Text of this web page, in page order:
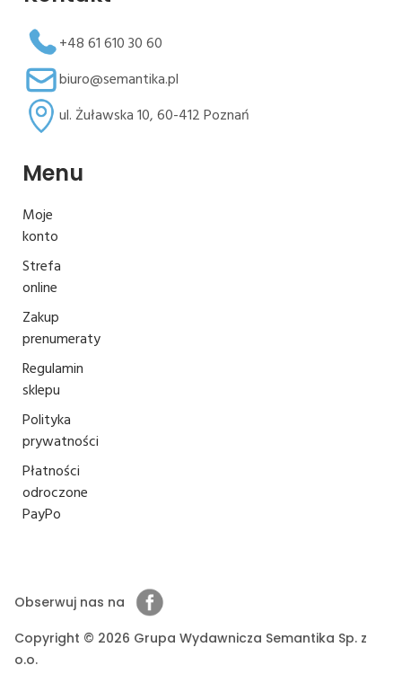
+48 61 610 30 60
biuro@semantika.pl
ul. Żuławska 10, 60-412 Poznań
Menu
Moje
konto
Strefa
online
Zakup
prenumeraty
Regulamin
sklepu
Polityka
prywatności
Płatności
odroczone
PayPo
Obserwuj nas na
Copyright © 2026 Grupa Wydawnicza Semantika Sp. z
o.o.